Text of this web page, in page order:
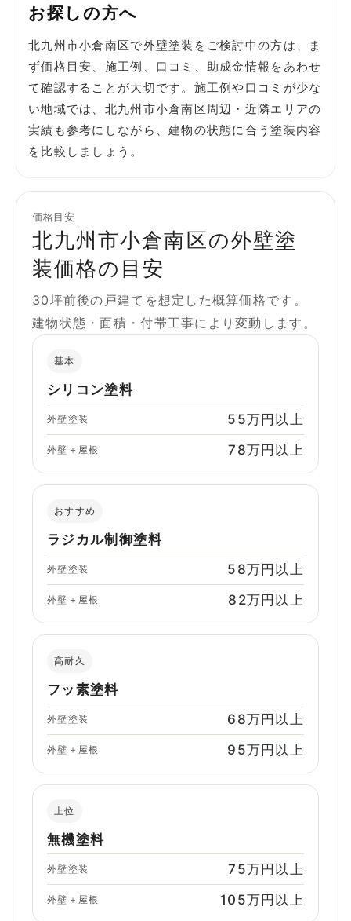
お探しの方へ
北九州市小倉南区で外壁塗装をご検討中の方は、ま
ず価格目安、施工例、口コミ、助成金情報をあわせ
て確認することが大切です。施工例や口コミが少な
い地域では、北九州市小倉南区周辺・近隣エリアの
実績も参考にしながら、建物の状態に合う塗装内容
を比較しましょう。
価格目安
北九州市小倉南区の外壁塗
装価格の目安
30坪前後の戸建てを想定した概算価格です。
建物状態・面積・付帯工事により変動します。
基本
シリコン塗料
外壁塗装 55万円以上
外壁＋屋根 78万円以上
おすすめ
ラジカル制御塗料
外壁塗装 58万円以上
外壁＋屋根 82万円以上
高耐久
フッ素塗料
外壁塗装 68万円以上
外壁＋屋根 95万円以上
上位
無機塗料
外壁塗装 75万円以上
外壁＋屋根 105万円以上